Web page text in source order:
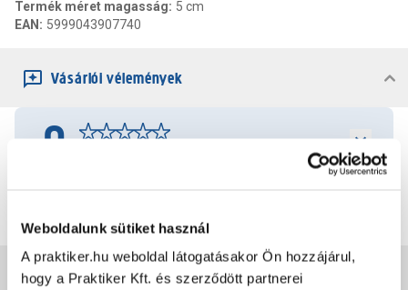
Weboldalunk sütiket használ
A praktiker.hu weboldal látogatásakor Ön hozzájárul,
hogy a Praktiker Kft. és szerződött partnerei
Termék méret magasság: 5 cm
EAN : 5999043907740
Vásárlói vélemények
0
Jótállás, szavatosság